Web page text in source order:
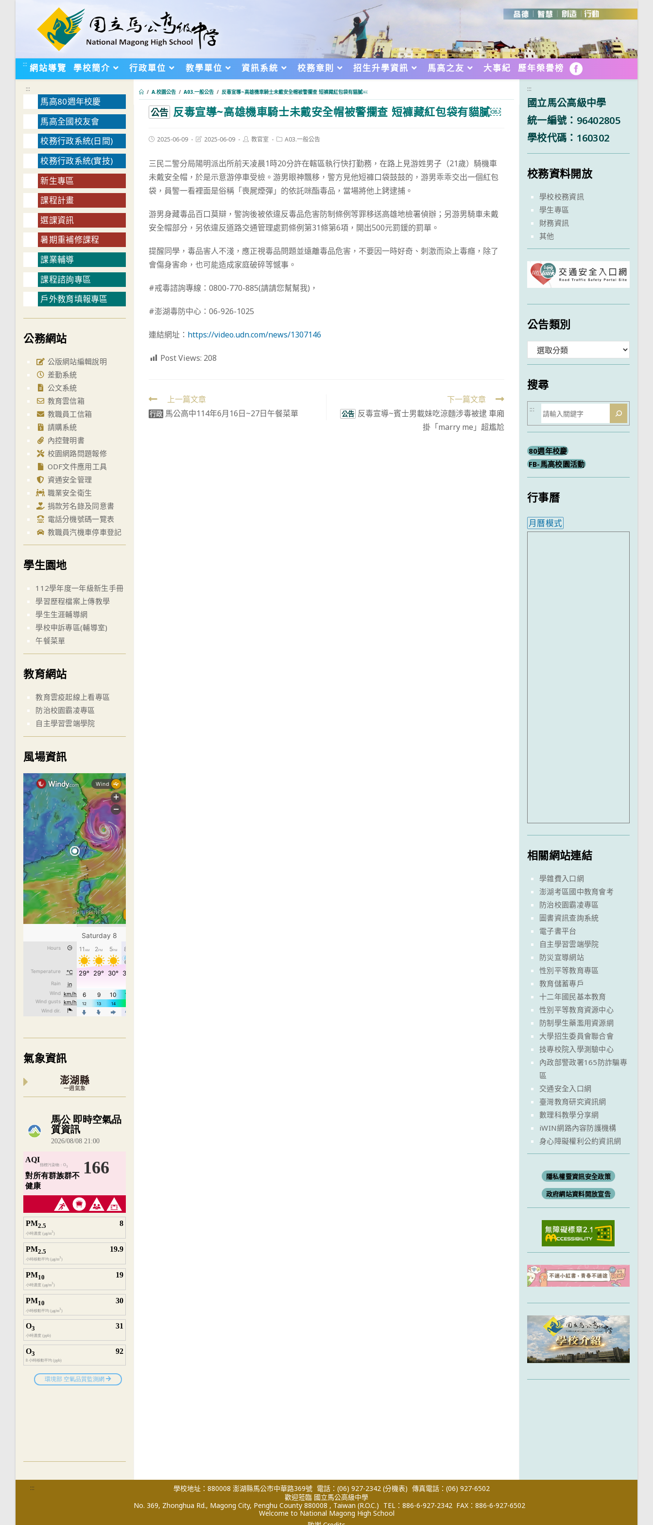
::: 網站導覽 學校簡介 行政單位 教學單位 資訊系統 校務章則 招生升學資訊 馬高之友 大事紀 歷年榮譽榜 FB
/ A.校園公告 / A03.一般公告 / 反毒宣導~高雄機車騎士未戴安全帽被警攔查 短褲藏紅包袋有貓膩￼
公告 反毒宣導~高雄機車騎士未戴安全帽被警攔查 短褲藏紅包袋有貓膩￼
Post2025-06-09
Post2025-06-09
Post教官室
PostA03.一般公告
三民二警分局陽明派出所前天凌晨1時20分許在轄區執行快打勤務，在路上見游姓男子（21歲）騎機車
未戴安全帽，於是示意游停車受檢。游男眼神飄移，警方見他短褲口袋鼓鼓的，游男乖乖交出一個紅包
袋，員警一看裡面是俗稱「喪屍煙彈」的依託咪酯毒品，當場將他上銬逮捕。
游男身藏毒品百口莫辯，警詢後被依違反毒品危害防制條例等罪移送高雄地檢署偵辦；另游男騎車未戴
安全帽部分，另依違反道路交通管理處罰條例第31條第6項，開出500元罰鍰的罰單。
提醒同學，毒品害人不淺，應正視毒品問題並遠離毒品危害，不要因一時好奇、刺激而染上毒癮，除了
會傷身害命，也可能造成家庭破碎等憾事。
#戒毒諮詢專線：0800-770-885(請請您幫幫我)，
#澎湖毒防中心：06-926-1025
連結網址： https://video.udn.com/news/1307146
Post Views: 208
Read
more
上一篇文章
行政 馬公高中114年6月16日~27日午餐菜單
下一篇文章
公告 反毒宣導~賓士男載妹吃涼麵涉毒被逮 車廂
掛「marry me」超尷尬
:::
馬高80週年校慶
馬高全國校友會
校務行政系統(日間)
校務行政系統(實技)
新生專區
課程計畫
選課資訊
暑期重補修課程
課業輔導
課程諮詢專區
戶外教育填報專區
公務網站
公版網站編輯說明
差勤系統
公文系統
教育雲信箱
教職員工信箱
請購系統
內控聲明書
校園網路問題報修
ODF文件應用工具
資通安全管理
職業安全衛生
捐款芳名錄及同意書
電話分機號碼一覽表
教職員汽機車停車登記
學生園地
112學年度一年級新生手冊
學習歷程檔案上傳教學
學生生涯輔導網
學校申訴專區(輔導室)
午餐菜單
教育網站
教育雲疫起線上看專區
防治校園霸凌專區
自主學習雲端學院
風場資訊
氣象資訊
澎湖縣
一週氣象
內嵌空氣品質小工具為視覺預覽，完整即時空氣品質資料請開啟
:::
國立馬公高級中學
統一編號：96402805
學校代碼：160302
校務資料開放
學校校務資訊
學生專區
財務資訊
其他
公告類別
類
搜尋
搜
尋
:::
80週年校慶
FB-馬高校園活動
行事曆
月曆模式
相關網站連結
學雜費入口網
澎湖考區國中教育會考
防治校園霸凌專區
圖書資訊查詢系統
電子書平台
自主學習雲端學院
防災宣導網站
性別平等教育專區
教育儲蓄專戶
十二年國民基本教育
性別平等教育資源中心
防制學生藥濫用資源網
大學招生委員會聯合會
技專校院入學測驗中心
內政部警政署165防詐騙專
區
交通安全入口網
臺灣教育研究資訊網
數理科教學分享網
iWIN網路內容防護機構
身心障礙權利公約資訊網
隱私權暨資訊安全政策
政府網站資料開放宣告
::: 學校地址：880008 澎湖縣馬公市中華路369號 電話：(06) 927-2342 (分機表) 傳真電話：(06) 927-6502
歡迎蒞臨 國立馬公高級中學
No. 369, Zhonghua Rd., Magong City, Penghu County 880008 , Taiwan (R.O.C.) TEL：886-6-927-2342 FAX：886-6-927-6502
Welcome to National Magong High School